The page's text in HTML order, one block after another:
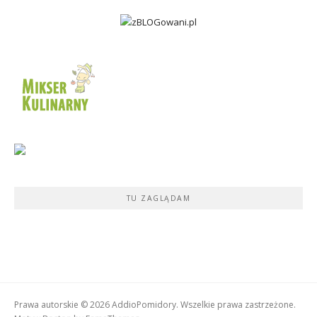
TU ZAGLĄDAM
Prawa autorskie © 2026 AddioPomidory. Wszelkie prawa zastrzeżone.